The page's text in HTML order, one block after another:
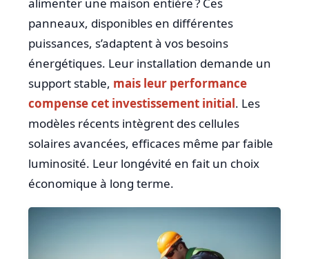
panneaux, disponibles en différentes
puissances, s’adaptent à vos besoins
énergétiques. Leur installation demande un
support stable, mais leur performance
compense cet investissement initial. Les
modèles récents intègrent des cellules
solaires avancées, efficaces même par faible
luminosité. Leur longévité en fait un choix
économique à long terme.